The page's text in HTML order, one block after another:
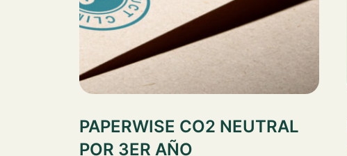
PAPERWISE CO2 NEUTRAL
POR 3ER AÑO